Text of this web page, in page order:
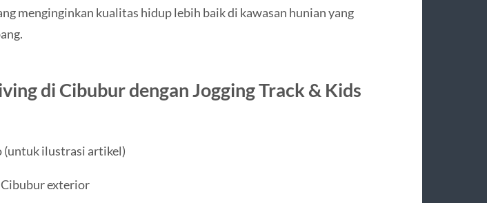
menginginkan kualitas hidup lebih baik di kawasan hunian yang
di Cibubur dengan Jogging Track & Kids
(untuk ilustrasi artikel)
exterior